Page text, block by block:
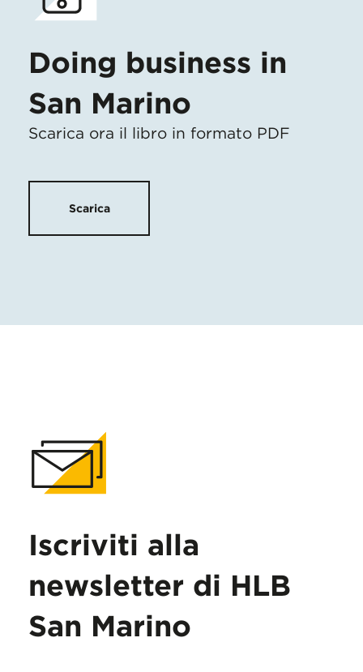
Doing business in
San Marino
Scarica ora il libro in formato PDF
Scarica
Iscriviti alla
newsletter di HLB
San Marino